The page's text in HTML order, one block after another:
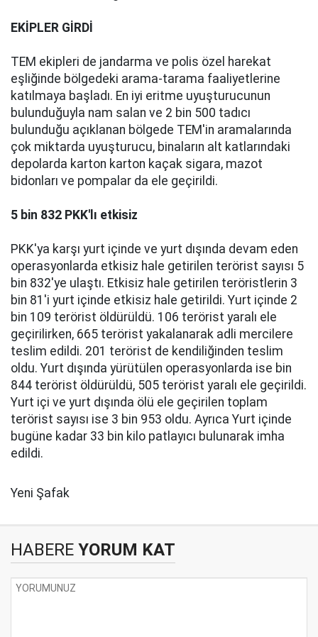
EKİPLER GİRDİ
TEM ekipleri de jandarma ve polis özel harekat
eşliğinde bölgedeki arama-tarama faaliyetlerine
katılmaya başladı. En iyi eritme uyuşturucunun
bulunduğuyla nam salan ve 2 bin 500 tadıcı
bulunduğu açıklanan bölgede TEM'in aramalarında
çok miktarda uyuşturucu, binaların alt katlarındaki
depolarda karton karton kaçak sigara, mazot
bidonları ve pompalar da ele geçirildi.
5 bin 832 PKK'lı etkisiz
PKK'ya karşı yurt içinde ve yurt dışında devam eden
operasyonlarda etkisiz hale getirilen terörist sayısı 5
bin 832'ye ulaştı. Etkisiz hale getirilen teröristlerin 3
bin 81'i yurt içinde etkisiz hale getirildi. Yurt içinde 2
bin 109 terörist öldürüldü. 106 terörist yaralı ele
geçirilirken, 665 terörist yakalanarak adli mercilere
teslim edildi. 201 terörist de kendiliğinden teslim
oldu. Yurt dışında yürütülen operasyonlarda ise bin
844 terörist öldürüldü, 505 terörist yaralı ele geçirildi.
Yurt içi ve yurt dışında ölü ele geçirilen toplam
terörist sayısı ise 3 bin 953 oldu. Ayrıca Yurt içinde
bugüne kadar 33 bin kilo patlayıcı bulunarak imha
edildi.
Yeni Şafak
HABERE YORUM KAT